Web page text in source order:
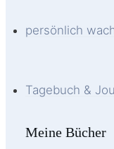
persönlich
Tagebuch &
Meine Bücher